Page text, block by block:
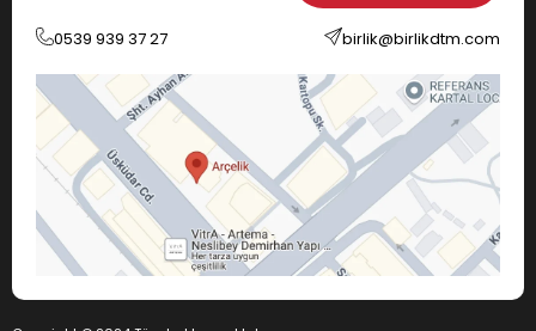
0539 939 37 27 birlik@birlikdtm.com